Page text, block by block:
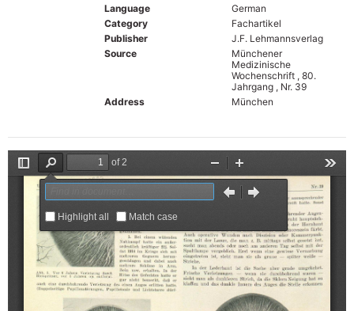
Language
German
Category
Fachartikel
Publisher
J.F. Lehmannsverlag
Source
Münchener
Medizinische
Wochenschrift , 80.
Jahrgang , Nr. 39
Address
München